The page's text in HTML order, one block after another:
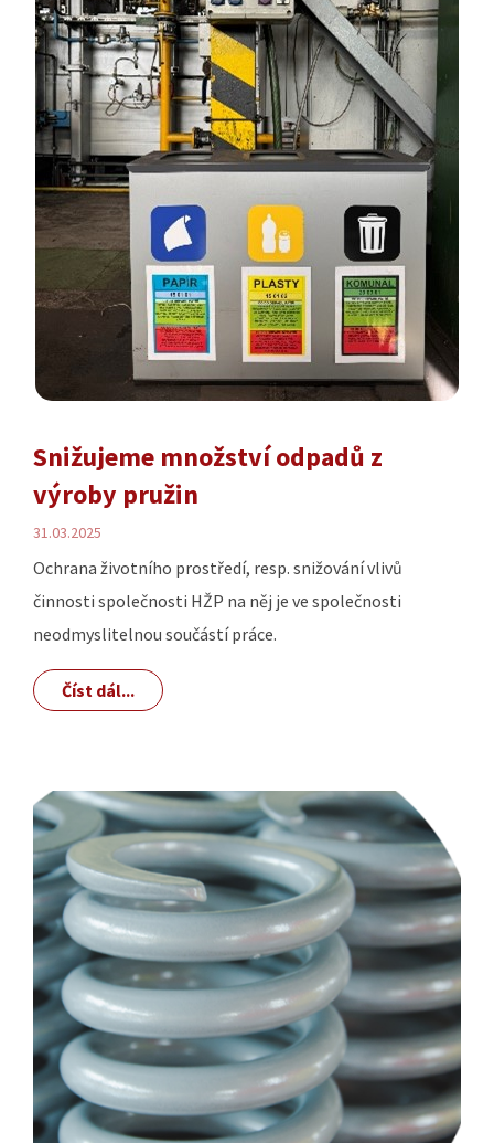
Snižujeme množství odpadů z
výroby pružin
31.03.2025
Ochrana životního prostředí, resp. snižování vlivů
činnosti společnosti HŽP na něj je ve společnosti
neodmyslitelnou součástí práce.
Číst dál...